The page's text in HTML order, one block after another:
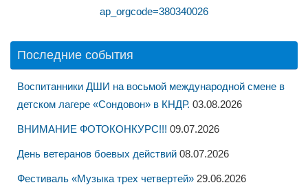
ap_orgcode=380340026
Последние события
Воспитанники ДШИ на восьмой международной смене в
детском лагере «Сондовон» в КНДР. 03.08.2026
ВНИМАНИЕ ФОТОКОНКУРС!!! 09.07.2026
День ветеранов боевых действий 08.07.2026
Фестиваль «Музыка трех четвертей» 29.06.2026